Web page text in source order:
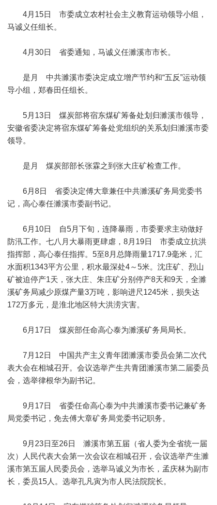
4月15日 市委成立农村社会主义教育运动领导小组，
马诚义任组长。
4月30日 省委通知，马诚义任濉溪市市长。
是月 中共濉溪市委决定成立增产节约和“五反”运动领
导小组，郑春田任组长。
5月13日 煤炭部将宿东煤矿筹备处划归濉溪市领导，
安徽省委决定将宿东煤矿筹备处党组织的关系划归濉溪市委
领导。
是月 煤炭部部长张霖之到张大庄矿检查工作。
6月8日 省委决定傅大章兼任中共濉溪矿务局党委书
记，高心泰任濉溪市委副书记。
6月10日 自5月下旬，连降暴雨，市委要求主动做好
防汛工作。七八月大暴雨更肆虐，8月19日 市委成立抗洪
指挥部，高心泰任指挥。5至8月总降雨量1717.9毫米，汇
水面积1343平方公里，积水最深处4～5米。沈庄矿、烈山
矿被迫停产1天，张大庄、朱庄矿分别停产8天和9天，全濉
溪矿务局减少原煤产量3万吨，影响进尺1245米，损失达
172万多元，是淮北地区特大洪涝灾害。
6月17日 煤炭部任命高心泰为濉溪矿务局局长。
7月12日 中国共产主义青年团濉溪市委员会第二次代
表大会在相城召开。会议选举产生共青团濉溪市第二届委员
会，选举律根华为副书记。
9月17日 省委任命高心泰为中共濉溪市委书记兼矿务
局党委书记，免去傅大章矿务局党委书记职务。
9月23日至26日 濉溪市第五届（省人委为全省统一届
次）人民代表大会第一次会议在相城召开，会议选举产生濉
溪市第五届人民委员会，选举马诚义为市长，孟庆林为副市
长，委员15人。选举孔凡寅为市人民法院院长。